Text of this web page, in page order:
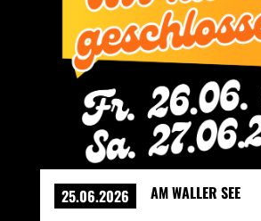
25.06.2026 AM WALLER SEE